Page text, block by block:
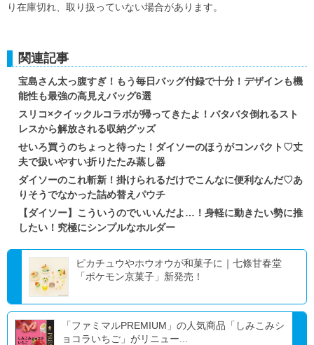
り在庫切れ、取り扱っていない場合があります。
関連記事
宝島さん太っ腹すぎ！もう毎日バッグ付録で十分！デザインも機
能性も最強の高見えバッグ6選
スリコ×クイックルコラボが帰ってきたよ！バタバタ倒れるスト
レスから解放される収納グッズ
せいろ買うのちょっと待った！ダイソーのほうがコンパクト♡丈
夫で扱いやすい折りたたみ蒸し器
ダイソーのこれ斬新！掛けられるだけでこんなに便利なんだ♡あ
りそうでなかった詰め替えパウチ
【ダイソー】こういうのでいいんだよ…！身軽に動きたい勢に推
したい！究極にシンプルなホルダー
ピカチュウやホウオウが和菓子に｜七條甘春堂
「ポケモン京菓子」新発売！
「ファミマルPREMIUM」の人気商品「しみこみシ
ョコラいちご」がリニュー...